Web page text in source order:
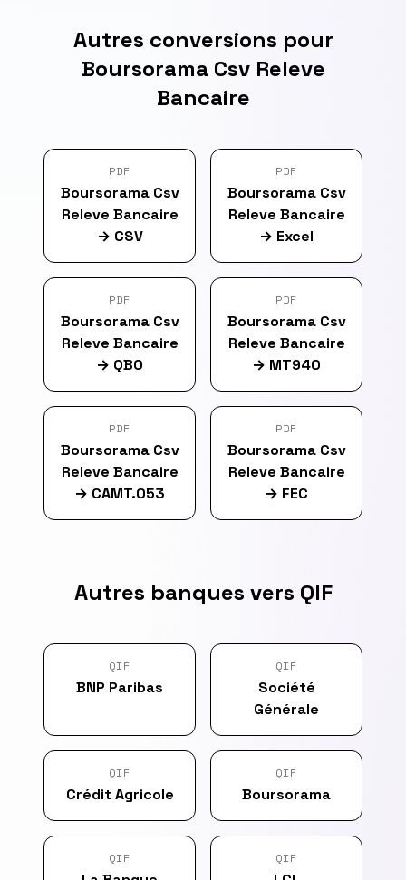
Autres conversions pour
Boursorama Csv Releve
Bancaire
PDF
Boursorama Csv
Releve Bancaire
→ CSV
PDF
Boursorama Csv
Releve Bancaire
→ Excel
PDF
Boursorama Csv
Releve Bancaire
→ QBO
PDF
Boursorama Csv
Releve Bancaire
→ MT940
PDF
Boursorama Csv
Releve Bancaire
→ CAMT.053
PDF
Boursorama Csv
Releve Bancaire
→ FEC
Autres banques vers QIF
QIF
BNP Paribas
QIF
Société
Générale
QIF
Crédit Agricole
QIF
Boursorama
QIF QIF